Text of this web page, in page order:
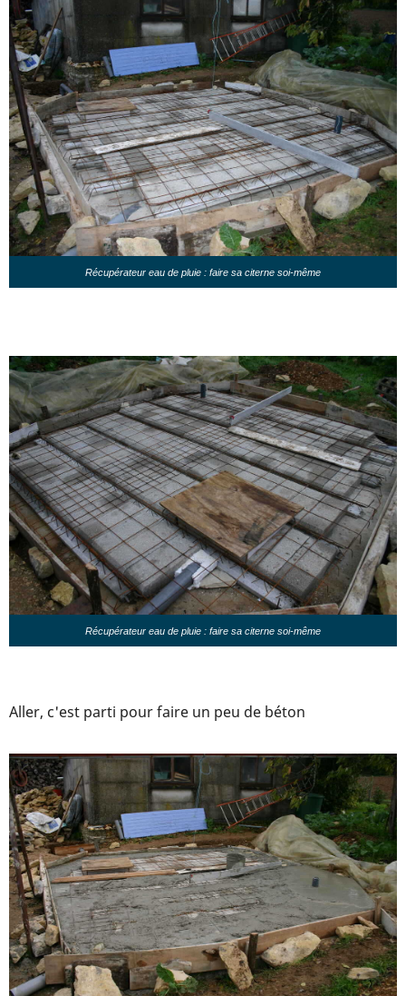
Récupérateur eau de pluie : faire sa citerne soi-même
Récupérateur eau de pluie : faire sa citerne soi-même
Aller, c'est parti pour faire un peu de béton